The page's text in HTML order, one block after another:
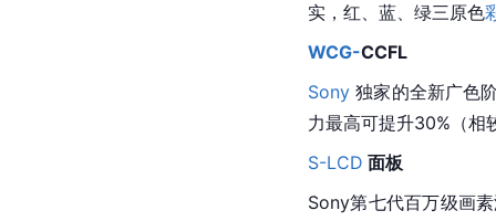
实，红、蓝、绿三原色
WCG-CCFL
Sony 独家的全新广色
力最高可提升30%（相
S-LCD 面板
Sony第七代百万级画